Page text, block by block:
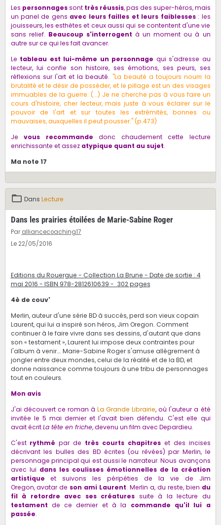
Les personnagessonttrès réussis, pas des super-héros, mais
un panel de gens avec leurs failles et leurs faiblesses: les
jouisseurs, les esthètes et ceux aussi qui se contentent d'une vie
sans relief. Beaucoup s'interrogent à un moment ou à un
autre sur ce qui les fait avancer.
Le tableau est lui-même un personnage qui s'adresse au
lecteur, lui confie son histoire, ses émotions, ses peurs, ses
réflexions sur l'art et la beauté. "La beauté a toujours nourri la
brutalité et le désir de posséder, et le pillage est un des visages
immuables de la guerre. (...) Je ne cherche pas à vous faire un
cours d'histoire, cher lecteur, mais juste à vous éclairer sur le
pouvoir de l'art et sur toutes les extrémités, bonnes ou
mauvaises, auxquelles il peut pousser." (p.473)
Je vous recommande donc chaudement cette lecture
enrichissante et assez atypique quant au sujet.
Ma note 17
Dans Lecture
Dans les prairies étoilées de Marie-Sabine Roger
Par alliancecoaching17
Le 22/05/2016
Editions du Rouergue - Collection La Brune - Date de sortie : 4
mai 2016 - ISBN 978-2812610639​ - 302 pages
4è de couv'
Merlin, auteur d'une série BD à succès, perd son vieux copain
Laurent, qui lui a inspiré son héros, Jim Oregon. Comment
continuer à le faire vivre dans ses dessins, d'autant que dans
son « testament », Laurent lui impose deux contraintes pour
l'album à venir…. Marie-Sabine Roger s'amuse allègrement à
jongler entre deux mondes, celui de la réalité et de la BD, et
donne naissance comme toujours à une tribu de personnages
tout en couleurs.
Mon avis
J'ai découvert ce roman à La Grande Librairie, où l'auteur a été
invitée le 5 mai dernier et l'avait bien défendu. C'est elle qui
avait écritLa tête en friche, devenu un film avec Depardieu.
C'est rythmé par de très courts chapitreset des incises
décrivant les bulles des BD écrites (ou rêvées) par Merlin, le
personnage principal qui est aussi le narrateur. Nous avançons
avec lui dans les coulisses émotionnelles de la création
artistique et suivons les péripéties de la vie de Jim
Oregon, avatar de son ami Laurent. Merlin a, du reste, bien du
fil à retordre avec ses créatures suite à la lecture du
testament de ce dernier et à la commande qu'il lui a
passée.